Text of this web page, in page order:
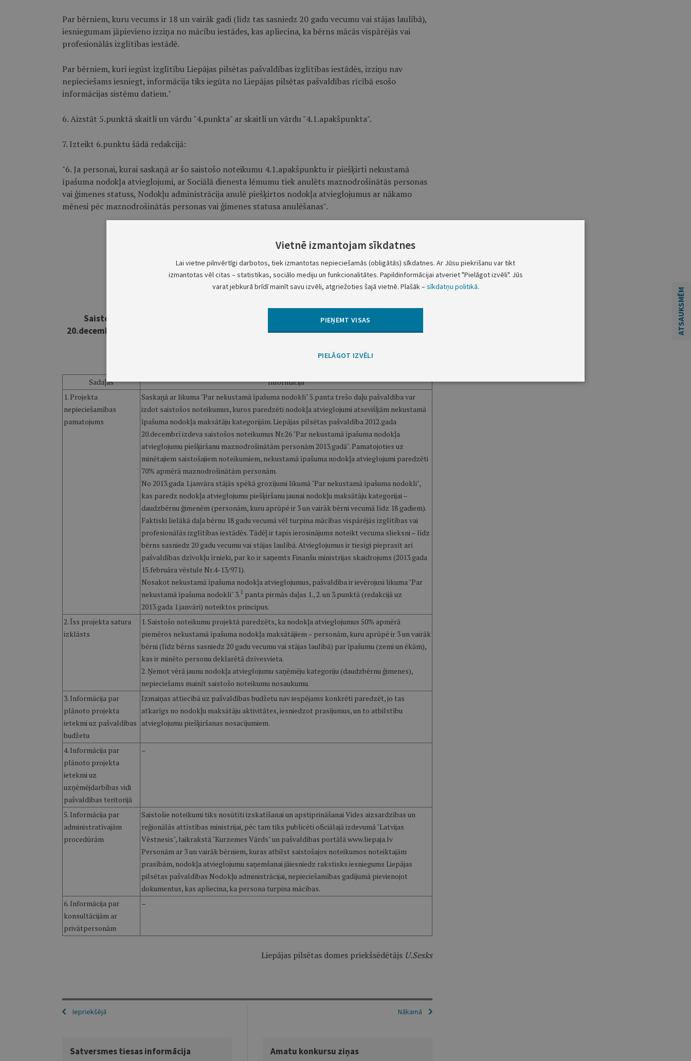
Par bērniem, kuru vecums ir 18 un vairāk gadi (līdz tas sasniedz 20 gadu vecumu vai stājas laulībā),
iesniegumam jāpievieno izziņa no mācību iestādes, kas apliecina, ka bērns mācās vispārējās vai
profesionālās izglītības iestādē.
Par bērniem, kuri iegūst izglītību Liepājas pilsētas pašvaldības izglītības iestādēs, izziņu nav
nepieciešams iesniegt, informācija tiks iegūta no Liepājas pilsētas pašvaldības rīcībā esošo
informācijas sistēmu datiem."
6. Aizstāt 5.punktā skaitli un vārdu "4.punkta" ar skaitli un vārdu "4.1.apakšpunkta".
7. Izteikt 6.punktu šādā redakcijā:
"6. Ja personai, kurai saskaņā ar šo saistošo noteikumu 4.1.apakšpunktu ir piešķirti nekustamā
īpašuma nodokļa atvieglojumi, ar Sociālā dienesta lēmumu tiek anulēts maznodrošinātās personas
vai ģimenes statuss, Nodokļu administrācija anulē piešķirtos nodokļa atvieglojumus ar nākamo
mēnesi pēc maznodrošinātās personas vai ģimenes statusa anulēšanas".
Saistošo noteikumu projekta "Par grozījumiem Liepājas pilsētas domes 2012.gada
20.decembra saistošajos noteikumos Nr.26 "Par nekustamā īpašuma nodokļa atvieglojumu
Sadaļas
Informācija
1. Projekta
nepieciešamības
pamatojums
Saskaņā ar likuma "Par nekustamā īpašuma nodokli" 5.panta trešo daļu pašvaldība var
izdot saistošos noteikumus, kuros paredzēti nodokļa atvieglojumi atsevišķām nekustamā
īpašuma nodokļa maksātāju kategorijām. Liepājas pilsētas pašvaldība 2012.gada
20.decembrī izdeva saistošos noteikumus Nr.26 "Par nekustamā īpašuma nodokļa
atvieglojumu piešķiršanu maznodrošinātām personām 2013.gadā". Pamatojoties uz
minētajiem saistošajiem noteikumiem, nekustamā īpašuma nodokļa atvieglojumi paredzēti
70% apmērā maznodrošinātām personām.
No 2013.gada 1.janvāra stājās spēkā grozījumi likumā "Par nekustamā īpašuma nodokli",
kas paredz nodokļa atvieglojumu piešķiršanu jaunai nodokļu maksātāju kategorijai –
daudzbērnu ģimenēm (personām, kuru aprūpē ir 3 un vairāk bērni vecumā līdz 18 gadiem).
Faktiski lielākā daļa bērnu 18 gadu vecumā vēl turpina mācības vispārējās izglītības vai
profesionālās izglītības iestādēs. Tādēļ ir tapis ierosinājums noteikt vecuma slieksni – līdz
bērns sasniedz 20 gadu vecumu vai stājas laulībā. Atvieglojumus ir tiesīgi pieprasīt arī
pašvaldības dzīvokļu īrnieki, par ko ir saņemts Finanšu ministrijas skaidrojums (2013.gada
15.februāra vēstule Nr.4-13/971).
Nosakot nekustamā īpašuma nodokļa atvieglojumus, pašvaldība ir ievērojusi likuma "Par
nekustamā īpašuma nodokli" 3. 1 panta pirmās daļas 1., 2. un 3.punktā (redakcijā uz
2013.gada 1.janvāri) noteiktos principus.
2. Īss projekta satura
izklāsts
1. Saistošo noteikumu projektā paredzēts, ka nodokļa atvieglojumus 50% apmērā
piemēros nekustamā īpašuma nodokļa maksātājiem – personām, kuru aprūpē ir 3 un vairāk
bērni (līdz bērns sasniedz 20 gadu vecumu vai stājas laulībā) par īpašumu (zemi un ēkām),
kas ir minēto personu deklarētā dzīvesvieta.
2. Ņemot vērā jaunu nodokļa atvieglojumu saņēmēju kategoriju (daudzbērnu ģimenes),
nepieciešams mainīt saistošo noteikumu nosaukumu.
3. Informācija par
plānoto projekta
ietekmi uz pašvaldības
budžetu
Izmaiņas attiecībā uz pašvaldības budžetu nav iespējams konkrēti paredzēt, jo tas
atkarīgs no nodokļu maksātāju aktivitātes, iesniedzot prasījumus, un to atbilstību
atvieglojumu piešķiršanas nosacījumiem.
4. Informācija par
plānoto projekta
ietekmi uz
uzņēmējdarbības vidi
pašvaldības teritorijā
–
5. Informācija par
administratīvajām
procedūrām
Saistošie noteikumi tiks nosūtīti izskatīšanai un apstiprināšanai Vides aizsardzības un
reģionālās attīstības ministrijai, pēc tam tiks publicēti oficiālajā izdevumā "Latvijas
Vēstnesis", laikrakstā "Kurzemes Vārds" un pašvaldības portālā www.liepaja.lv
Personām ar 3 un vairāk bērniem, kuras atbilst saistošajos noteikumos noteiktajām
prasībām, nodokļa atvieglojumu saņemšanai jāiesniedz rakstisks iesniegums Liepājas
pilsētas pašvaldības Nodokļu administrācijai, nepieciešamības gadījumā pievienojot
dokumentus, kas apliecina, ka persona turpina mācības.
6. Informācija par
konsultācijām ar
privātpersonām
–
Liepājas pilsētas domes priekšsēdētājs U.Sesks
Iepriekšējā Nākamā
Satversmes tiesas informācija Amatu konkursu ziņas
ATSAUKSMĒM
Vietnē izmantojam sīkdatnes
Lai vietne pilnvērtīgi darbotos, tiek izmantotas nepieciešamās (obligātās) sīkdatnes. Ar Jūsu piekrišanu var tikt
izmantotas vēl citas – statistikas, sociālo mediju un funkcionalitātes. Papildinformācijai atveriet "Pielāgot izvēli". Jūs
varat jebkurā brīdī mainīt savu izvēli, atgriežoties šajā vietnē. Plašāk –sīkdatņu politikā.
PIEŅEMT VISAS
PIELĀGOT IZVĒLI